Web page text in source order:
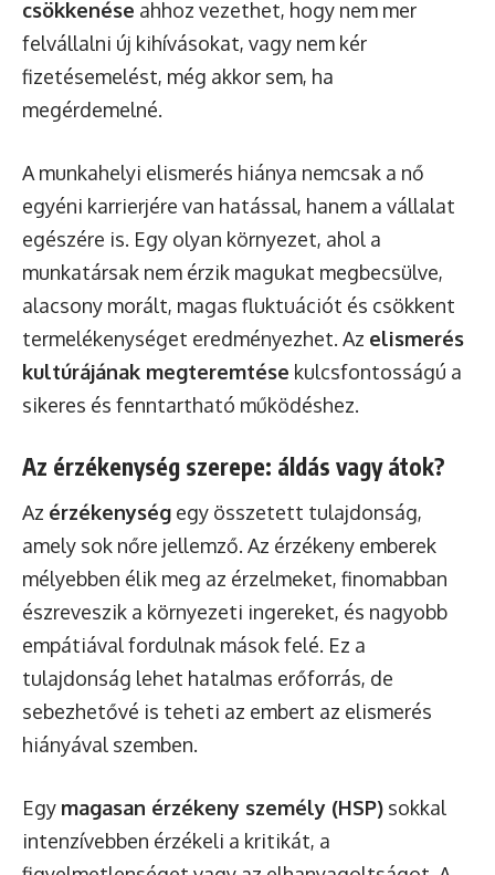
csökkenése ahhoz vezethet, hogy nem mer
felvállalni új kihívásokat, vagy nem kér
fizetésemelést, még akkor sem, ha
megérdemelné.
A munkahelyi elismerés hiánya nemcsak a nő
egyéni karrierjére van hatással, hanem a vállalat
egészére is. Egy olyan környezet, ahol a
munkatársak nem érzik magukat megbecsülve,
alacsony morált, magas fluktuációt és csökkent
termelékenységet eredményezhet. Az elismerés
kultúrájának megteremtése kulcsfontosságú a
sikeres és fenntartható működéshez.
Az érzékenység szerepe: áldás vagy átok?
Az érzékenység egy összetett tulajdonság,
amely sok nőre jellemző. Az érzékeny emberek
mélyebben élik meg az érzelmeket, finomabban
észreveszik a környezeti ingereket, és nagyobb
empátiával fordulnak mások felé. Ez a
tulajdonság lehet hatalmas erőforrás, de
sebezhetővé is teheti az embert az elismerés
hiányával szemben.
Egy magasan érzékeny személy (HSP) sokkal
intenzívebben érzékeli a kritikát, a